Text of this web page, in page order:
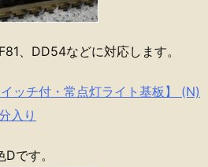
、DD54などに対応します。
ッチ付・常点灯ライト基板】 (N)
入り
です。